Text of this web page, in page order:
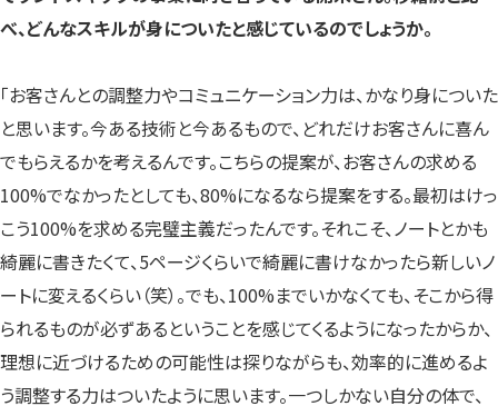
べ、どんなスキルが身についたと感じているのでしょうか。
「お客さんとの調整力やコミュニケーション力は、かなり身についた
と思います。今ある技術と今あるもので、どれだけお客さんに喜ん
でもらえるかを考えるんです。こちらの提案が、お客さんの求める
100%でなかったとしても、80%になるなら提案をする。最初はけっ
こう100%を求める完璧主義だったんです。それこそ、ノートとかも
綺麗に書きたくて、5ページくらいで綺麗に書けなかったら新しいノ
ートに変えるくらい（笑）。でも、100%までいかなくても、そこから得
られるものが必ずあるということを感じてくるようになったからか、
理想に近づけるための可能性は探りながらも、効率的に進めるよ
う調整する力はついたように思います。一つしかない自分の体で、